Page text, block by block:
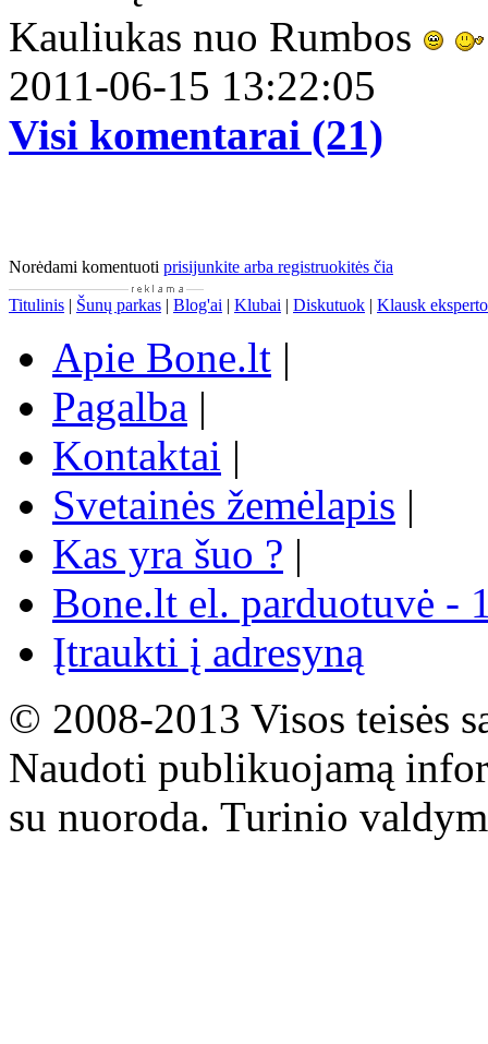
Kauliukas nuo Rumbos
2011-06-15 13:22:05
Visi komentarai (21)
Norėdami komentuoti prisijunkite arba registruokitės čia
Titulinis | Šunų parkas | Blog'ai | Klubai | Diskutuok | Klausk eksperto
Apie Bone.lt |
Pagalba |
Kontaktai |
Svetainės žemėlapis |
Kas yra šuo ? |
Bone.lt el. parduotuvė -
Įtraukti į adresyną
© 2008-2013 Visos teisės
Naudoti publikuojamą
su nuoroda. Turinio